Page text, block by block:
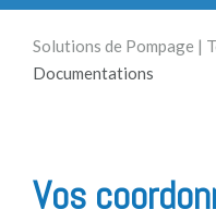
Solutions de Pompage |
Documentations
Vos